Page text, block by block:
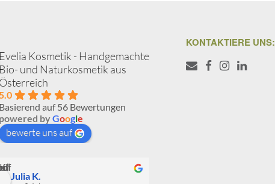
Evelia Kosmetik - Handgemachte
und Naturkosmetik aus
Österreich
Basierend auf 56 Bewertungen
powered byGoogle
bewerte uns auf
Julia K.
KONTAKTIERE UNS: